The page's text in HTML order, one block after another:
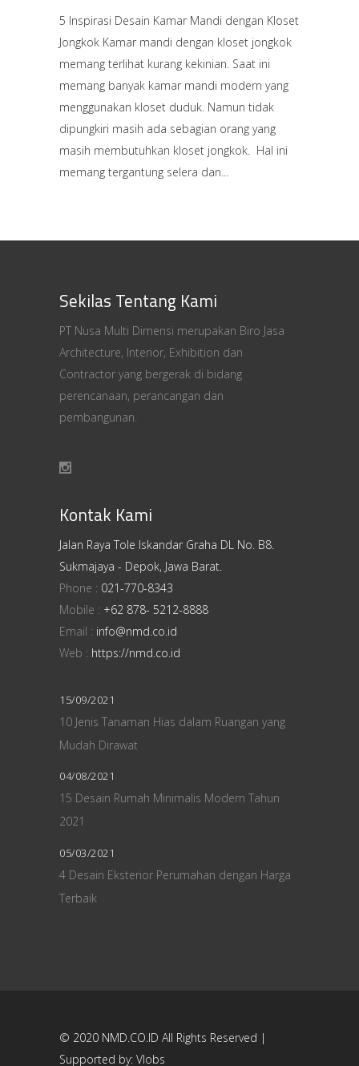
5 Inspirasi Desain Kamar Mandi dengan Kloset
Jongkok Kamar mandi dengan kloset jongkok
memang terlihat kurang kekinian. Saat ini
memang banyak kamar mandi modern yang
menggunakan kloset duduk. Namun tidak
dipungkiri masih ada sebagian orang yang
masih membutuhkan kloset jongkok. Hal ini
memang tergantung selera dan
Sekilas Tentang Kami
PT Nusa Multi Dimensi merupakan Biro Jasa
Architecture, Interior, Exhibition dan
Contractor yang bergerak di bidang
perencanaan, perancangan dan
pembangunan.
Kontak Kami
Jalan Raya Tole Iskandar Graha DL No. B8.
Sukmajaya - Depok, Jawa Barat.
Phone : 021-770-8343
Mobile : +62 878- 5212-8888
Email : info@nmd.co.id
Web : https://nmd.co.id
15/09/2021
10 Jenis Tanaman Hias dalam Ruangan yang
Mudah Dirawat
04/08/2021
15 Desain Rumah Minimalis Modern Tahun
2021
05/03/2021
4 Desain Eksterior Perumahan dengan Harga
Terbaik
© 2020 NMD.CO.ID All Rights Reserved |
Supported by: Vlobs